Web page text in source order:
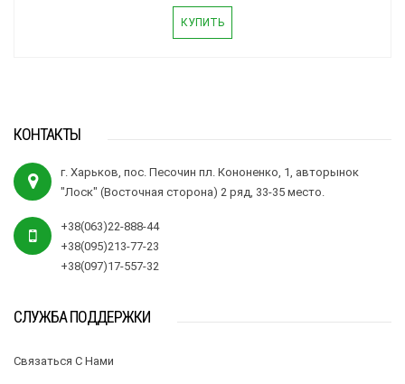
КУПИТЬ
КОНТАКТЫ
г. Харьков, пос. Песочин пл. Кононенко, 1, авторынок
"Лоск" (Восточная сторона) 2 ряд, 33-35 место.
+38(063)22-888-44
+38(095)213-77-23
+38(097)17-557-32
СЛУЖБА ПОДДЕРЖКИ
Связаться С Нами